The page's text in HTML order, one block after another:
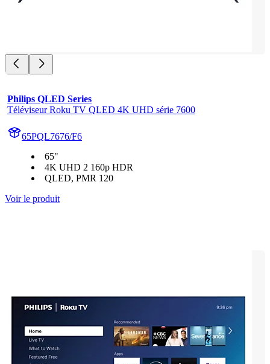
Philips QLED Series
Téléviseur Roku TV QLED 4K UHD série 7600
65PQL7676/F6
65"
4K UHD 2 160p HDR
QLED, PMR 120
Voir le produit